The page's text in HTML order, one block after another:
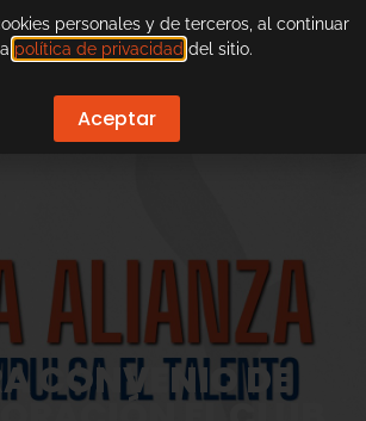
CONVENIO DE
personales y de terceros, al continuar
política de privacidad del sitio.
Aceptar